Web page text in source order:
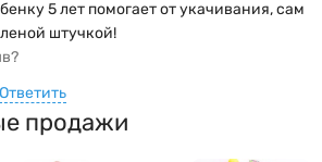
5 лет помогает от укачивания, сам
штучкой!
Ответить
продажи